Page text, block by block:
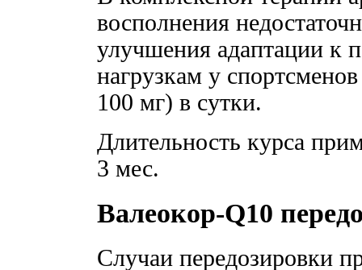
восполнения
улучшения адаптации
нагрузкам у
100 мг) в сутки.
Длительность курса
3 мес.
Валеокор-Q10
Случаи передозировки